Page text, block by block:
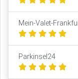
Mein-Valet-
Parkinsel24